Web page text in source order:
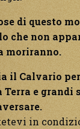
di questo
che non
moriranno.
il Calvario
Terra e grandi
in